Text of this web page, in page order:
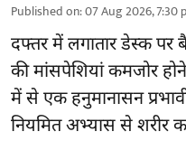
Published on:07 Aug 2026, 7:30
दफ्तर में लगातार डेस्क पर
की मांसपेशियां कमजोर
में से एक हनुमानासन
नियमित अभ्यास से शरीर